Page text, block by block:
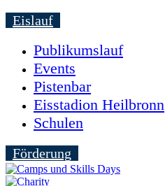
Eislauf
Publikumslauf
Events
Pistenbar
Eisstadion Heilbronn
Schulen
Förderung